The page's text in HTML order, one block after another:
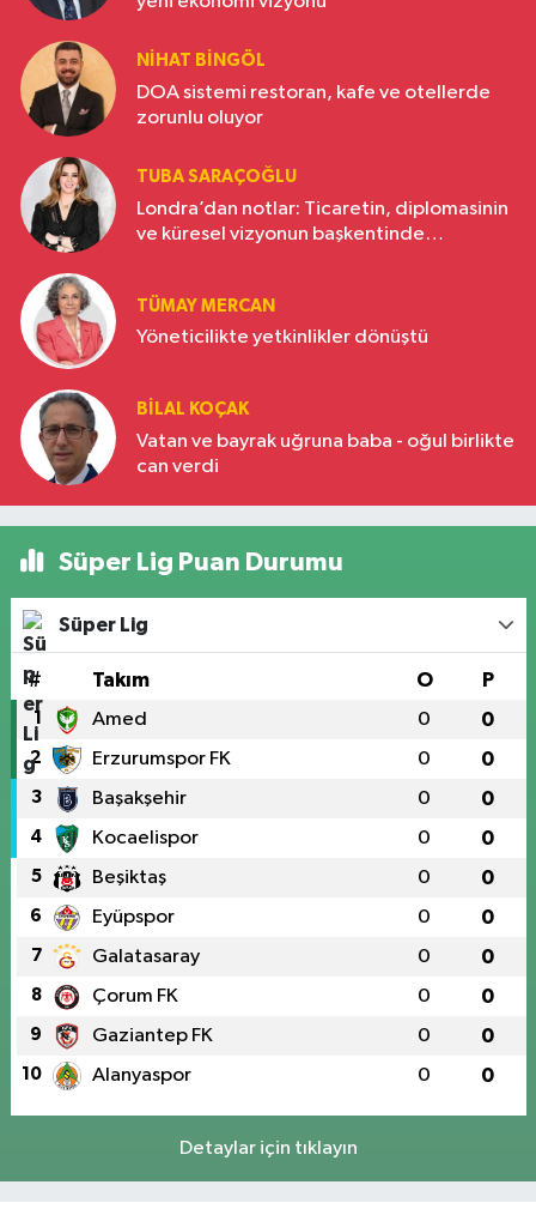
NIHAT BINGÖL
DOA sistemi restoran, kafe ve otellerde
zorunlu oluyor
TUBA SARAÇOĞLU
Londra’dan notlar: Ticaretin, diplomasinin
ve küresel vizyonun başkentinde
TÜMAY MERCAN
Yöneticilikte yetkinlikler dönüştü
BILAL KOÇAK
Vatan ve bayrak uğruna baba - oğul birlikte
can verdi
Süper Lig Puan Durumu
Süper Lig
# Takım O P
1 Amed 0 0
2 Erzurumspor FK 0 0
3 Başakşehir 0 0
4 Kocaelispor 0 0
5 Beşiktaş 0 0
6 Eyüpspor 0 0
7 Galatasaray 0 0
8 Çorum FK 0 0
9 Gaziantep FK 0 0
10 Alanyaspor 0 0
Detaylar için tıklayın